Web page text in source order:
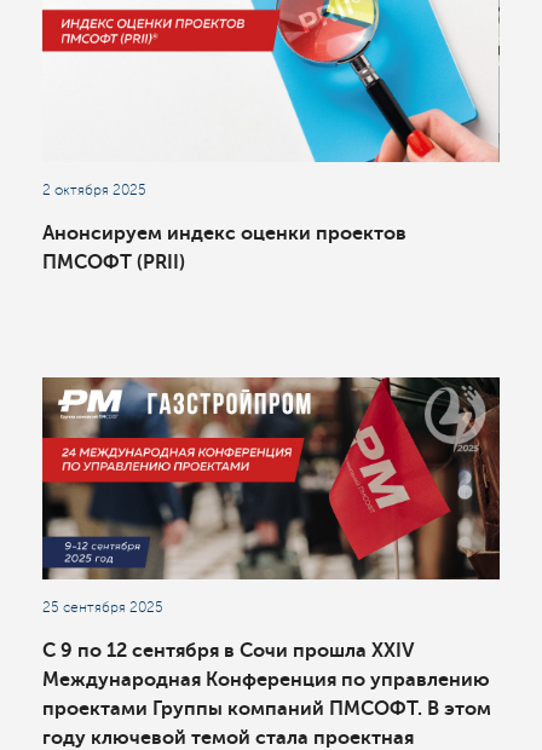
2 октября 2025
Анонсируем индекс оценки проектов
ПМСОФТ (PRII)
25 сентября 2025
С 9 по 12 сентября в Сочи прошла XXIV
Международная Конференция по управлению
проектами Группы компаний ПМСОФТ. В этом
году ключевой темой стала проектная